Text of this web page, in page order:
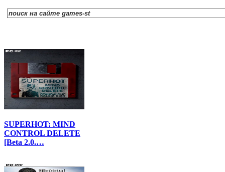
SUPERHOT: MIND
CONTROL DELETE
[Beta 2.0.…